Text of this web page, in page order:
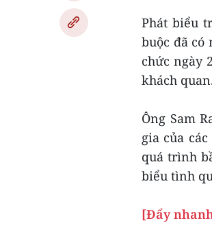
Phát biểu
buộc đã có
chức ngày
khách
Ông Sam
gia của
quá trình
biểu tình
[Đẩy